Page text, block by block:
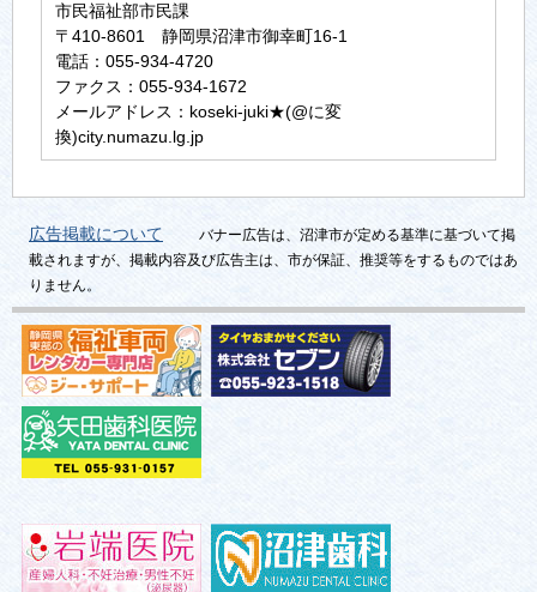
市民福祉部市民課
〒410-8601 静岡県沼津市御幸町16-1
電話：055-934-4720
ファクス：055-934-1672
メールアドレス：koseki-juki★(@に変
換)city.numazu.lg.jp
広告掲載について
バナー広告は、沼津市が定める基準に基づいて掲
載されますが、掲載内容及び広告主は、市が保証、推奨等をするものではあ
りません。